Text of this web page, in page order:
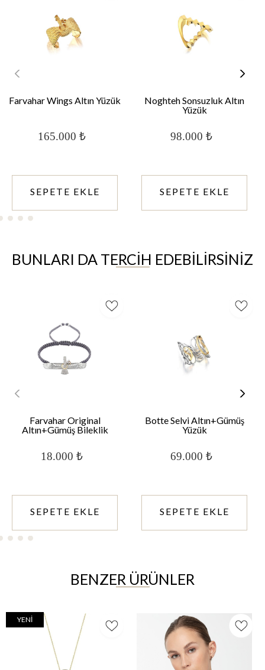
Farvahar Wings Altın Yüzük
165.000 ₺
SEPETE EKLE
Noghteh Sonsuzluk Altın
Yüzük
98.000 ₺
SEPETE EKLE
BUNLARI DA TERCİH EDEBİLİRSİNİZ
Farvahar Original
Altın+Gümüş Bileklik
18.000 ₺
SEPETE EKLE
Botte Selvi Altın+Gümüş
Yüzük
69.000 ₺
SEPETE EKLE
BENZER ÜRÜNLER
YENI